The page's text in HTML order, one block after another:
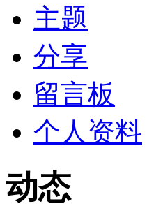
主题
分享
留言板
个人资料
动态